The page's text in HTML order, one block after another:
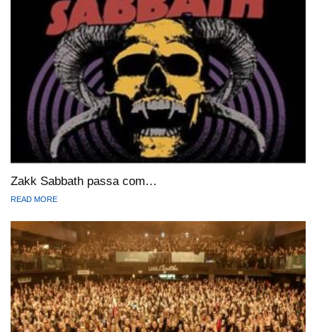
Zakk Sabbath passa com…
READ MORE